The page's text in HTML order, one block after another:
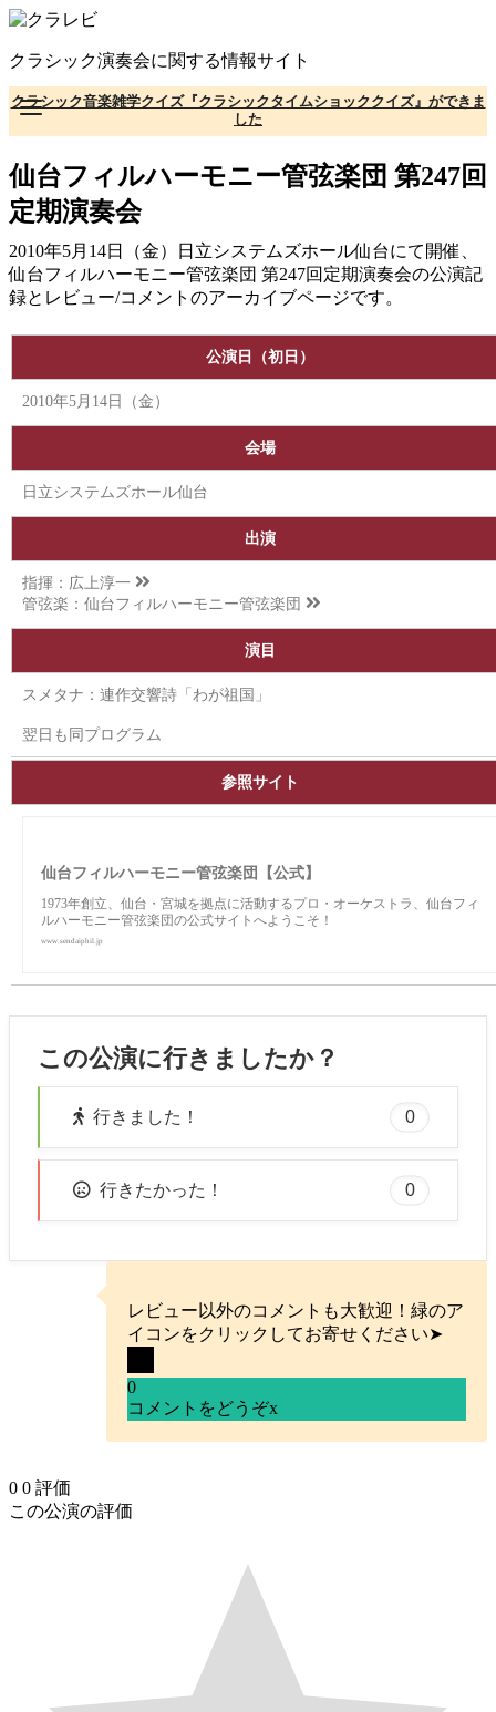
コ
テ
ン
ツ
へ
動
クラシック演奏会に関する情報サイト
クラシック音楽雑学クイズ『クラシックタイムショッククイズ』ができま
した
仙台フィルハーモニー管弦楽団 第247回
定期演奏会
2010年5月14日（金）日立システムズホール仙台にて開催、
仙台フィルハーモニー管弦楽団 第247回定期演奏会の公演記
録とレビュー/コメントのアーカイブページです。
公演日（初日）
2010年5月14日（金）
会場
日立システムズホール仙台
出演
指揮： 広上淳一
管弦楽： 仙台フィルハーモニー管弦楽団
演目
スメタナ：連作交響詩「わが祖国」
翌日も同プログラム
参照サイト
仙台フィルハーモニー管弦楽団【公式】
1973年創立、仙台・宮城を拠点に活動するプロ・オーケストラ、仙台フィ
ルハーモニー管弦楽団の公式サイトへようこそ！
www.sendaiphil.jp
この公演に行きましたか？
行きました！ 0
行きたかった！ 0
レビュー以外のコメントも大歓迎！緑のア
イコンをクリックしてお寄せください➤
0
コメントをどうぞx
0 0 評価
この公演の評価